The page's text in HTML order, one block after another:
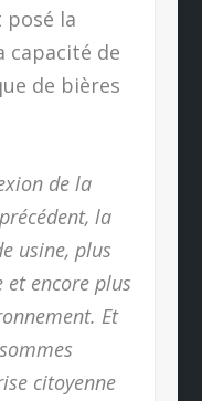
posé la
capacité de
de bières
de la
la
usine, plus
encore plus
Et
citoyenne